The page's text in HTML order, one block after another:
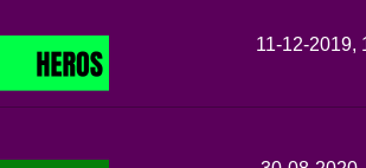
11-12-2019,